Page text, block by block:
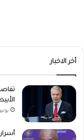
أخر الاخبار
يونيو 19,